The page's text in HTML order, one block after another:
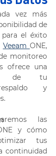
vez más
de
el éxito
Veeam ONE,
monitoreo
ofrece una
de tu
y
las
y cómo
tus
continuidad